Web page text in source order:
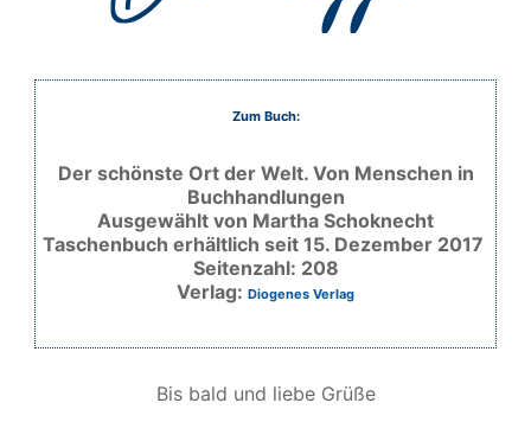
Zum Buch:
Der schönste Ort der Welt. Von Menschen in
Buchhandlungen
Ausgewählt von Martha Schoknecht
Taschenbuch erhältlich seit 15. Dezember 2017
Seitenzahl: 208
Verlag: Diogenes Verlag
Bis bald und liebe Grüße